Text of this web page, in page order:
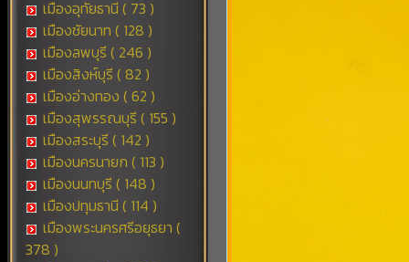
เมืองอุทัยธานี ( 73 )
เมืองชัยนาท ( 128 )
เมืองลพบุรี ( 246 )
เมืองสิงห์บุรี ( 82 )
เมืองอ่างทอง ( 62 )
เมืองสุพรรณบุรี ( 155 )
เมืองสระบุรี ( 142 )
เมืองนครนายก ( 113 )
เมืองนนทบุรี ( 148 )
เมืองปทุมธานี ( 114 )
เมืองพระนครศรีอยุธยา (
378 )